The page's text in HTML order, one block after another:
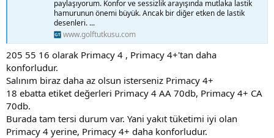
paylaşıyorum. Konfor ve sessizlik arayışında mutlaka lastik
hamurunun önemi büyük. Ancak bir diğer etken de lastik
desenleri. ...
www.golftutkusu.com
205 55 16 olarak Primacy 4 , Primacy 4+'tan daha
konforludur.
Salınım biraz daha az olsun isterseniz Primacy 4+
18 ebatta etiket değerleri Primacy 4 AA 70db, Primacy 4+ CA
70db.
Burada tam tersi durum var. Yani yakıt tüketimi iyi olan
Primacy 4 yerine, Primacy 4+ daha konforludur.